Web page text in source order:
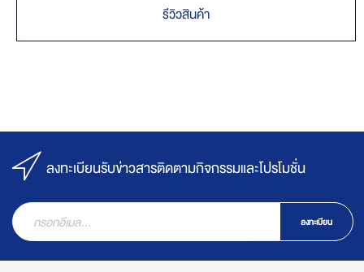
รีวิวสินค้า
ลงทะเบียนรับข่าวสารติดตามกิจกรรมและโปรโมชั่น
ลงทะเบียน